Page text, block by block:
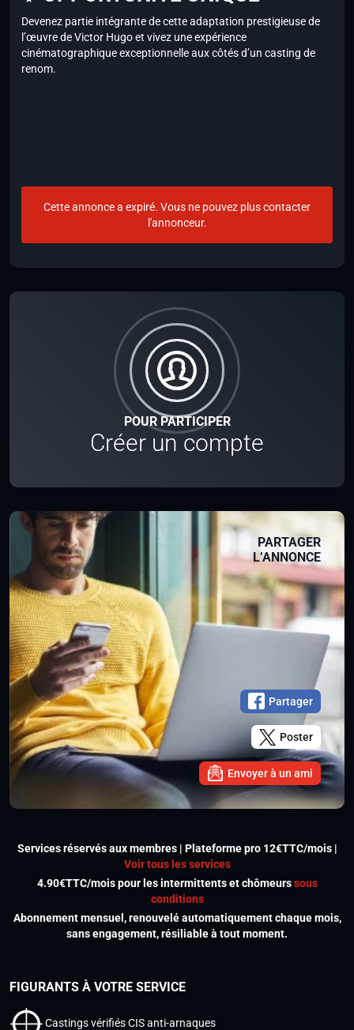
POUR PARTICIPER
Créer un compte
PARTAGER
L’ANNONCE
Partager
Poster
Envoyer à un ami
Devenez partie intégrante de cette adaptation prestigieuse de
l’œuvre de Victor Hugo et vivez une expérience
cinématographique exceptionnelle aux côtés d’un casting de
renom.
Cette annonce a expiré. Vous ne pouvez plus contacter
l'annonceur.
Services réservés aux membres | Plateforme pro 12€TTC/mois |
Voir tous les services
4.90€TTC/mois pour les intermittents et chômeurssous
conditions
Abonnement mensuel, renouvelé automatiquement chaque mois,
sans engagement, résiliable à tout moment.
FIGURANTS À VOTRE SERVICE
Castings vérifiés CIS anti-arnaques